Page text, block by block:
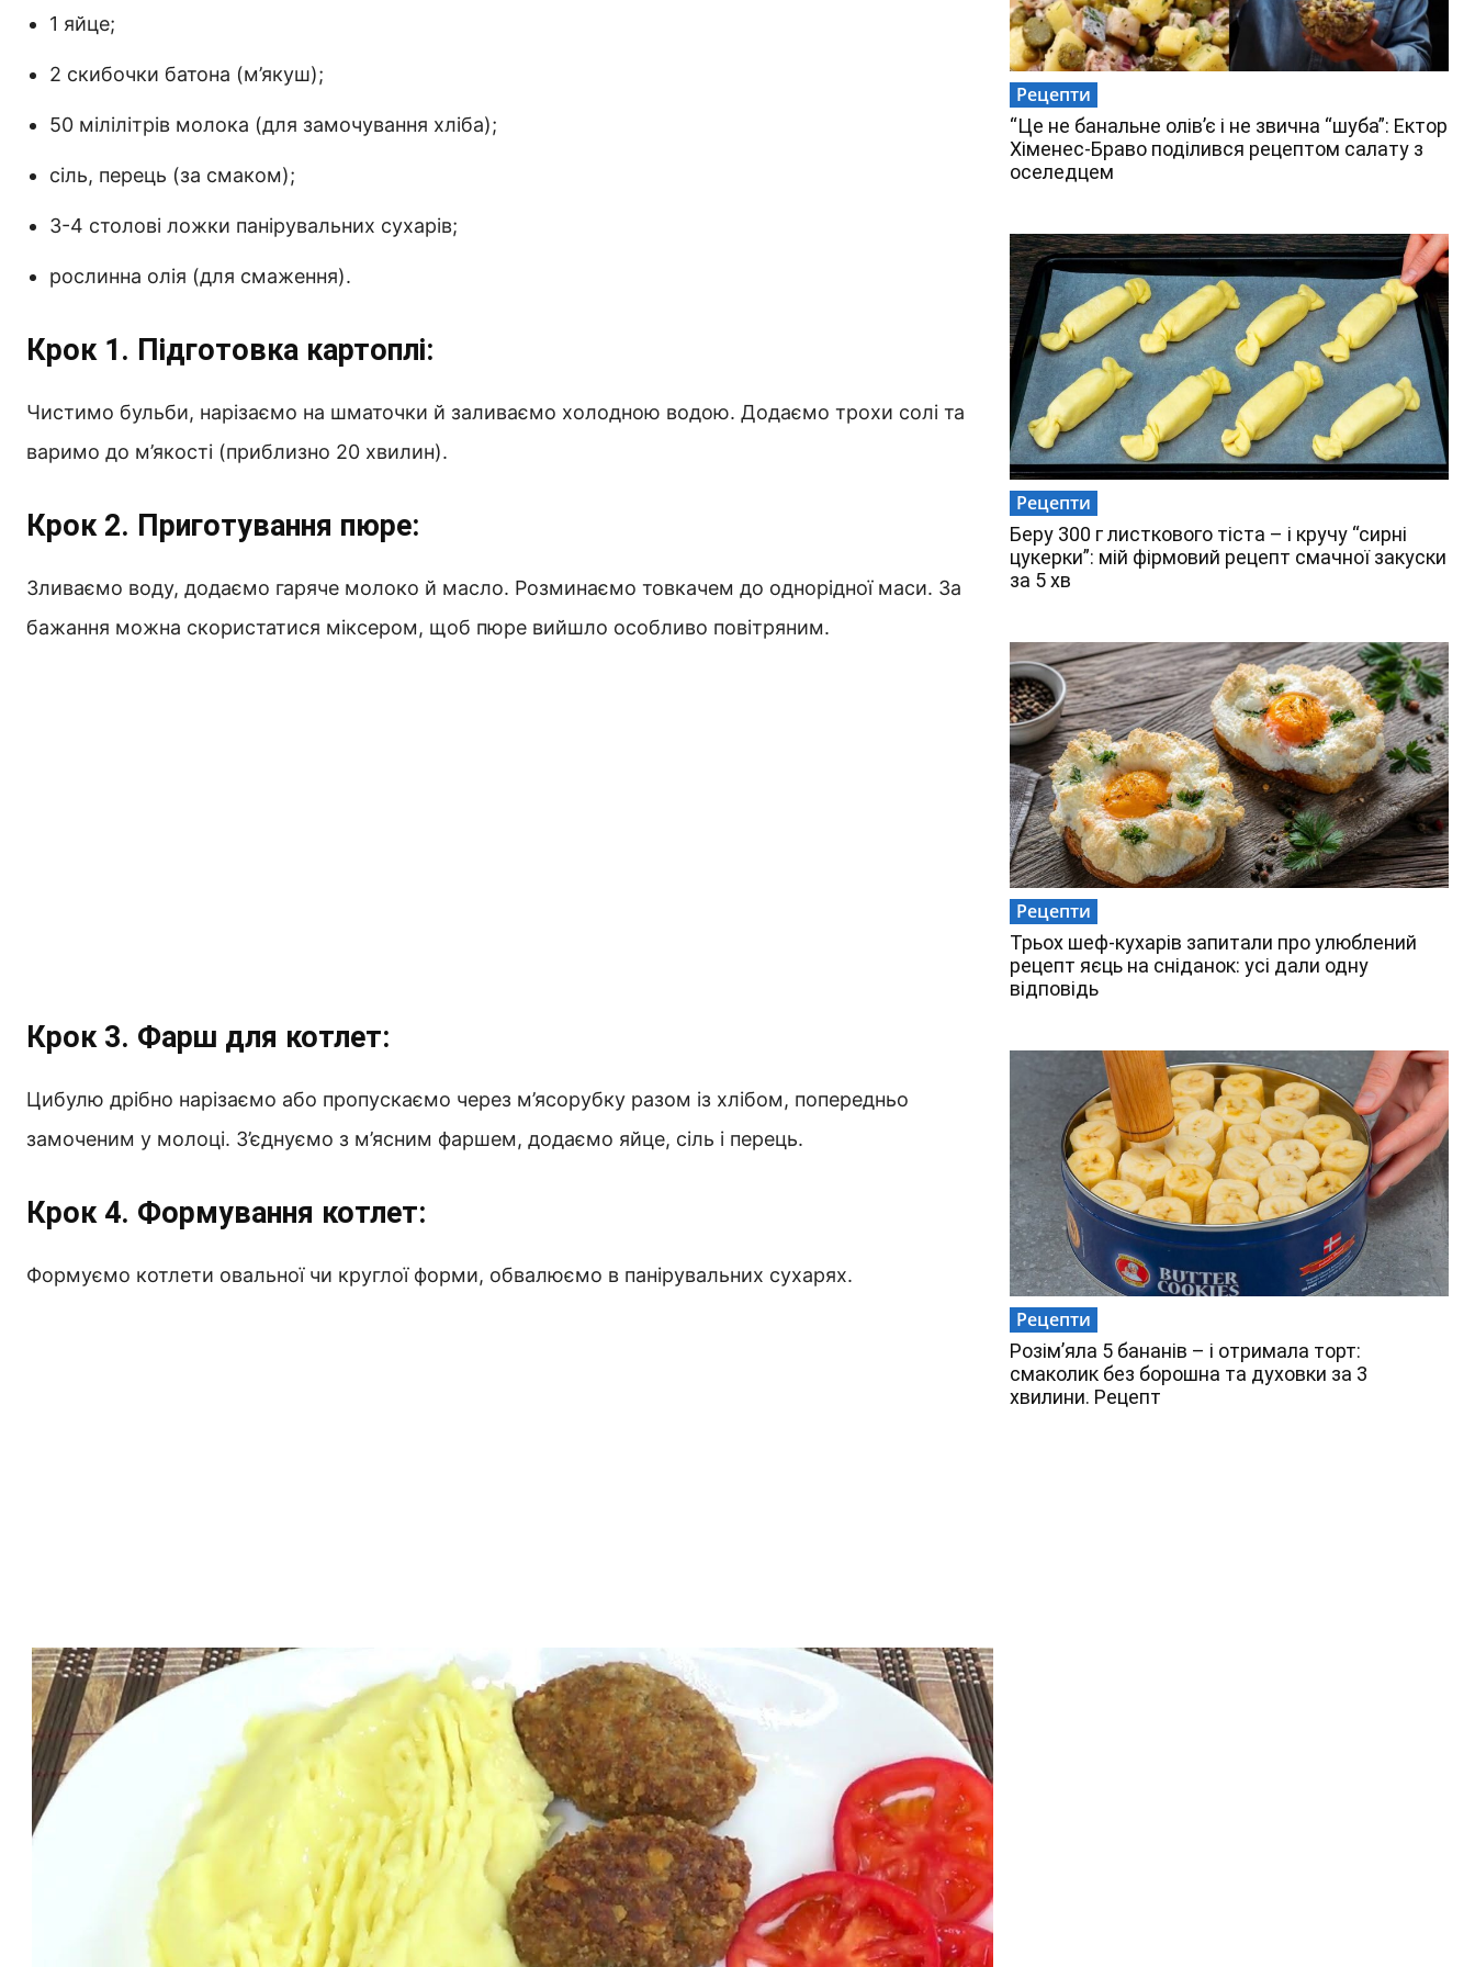
1 яйце;
2 скибочки батона (м’якуш);
50 мілілітрів молока (для замочування хліба);
сіль, перець (за смаком);
3-4 столові ложки панірувальних сухарів;
рослинна олія (для смаження).
Крок 1. Підготовка картоплі:
Чистимо бульби, нарізаємо на шматочки й заливаємо холодною водою. Додаємо трохи солі та
варимо до м’якості (приблизно 20 хвилин).
Крок 2. Приготування пюре:
Зливаємо воду, додаємо гаряче молоко й масло. Розминаємо товкачем до однорідної маси. За
бажання можна скористатися міксером, щоб пюре вийшло особливо повітряним.
Крок 3. Фарш для котлет:
Цибулю дрібно нарізаємо або пропускаємо через м’ясорубку разом із хлібом, попередньо
замоченим у молоці. З’єднуємо з м’ясним фаршем, додаємо яйце, сіль і перець.
Крок 4. Формування котлет:
Формуємо котлети овальної чи круглої форми, обвалюємо в панірувальних сухарях.
Рецепти
“Це не банальне олів’є і не звична “шуба”: Ектор
Хіменес-Браво поділився рецептом салату з
оселедцем
Рецепти
Беру 300 г листкового тіста – і кручу “сирні
цукерки”: мій фірмовий рецепт смачної закуски
за 5 хв
Рецепти
Трьох шеф-кухарів запитали про улюблений
рецепт яєць на сніданок: усі дали одну
відповідь
Рецепти
Розім’яла 5 бананів – і отримала торт:
смаколик без борошна та духовки за 3
хвилини. Рецепт